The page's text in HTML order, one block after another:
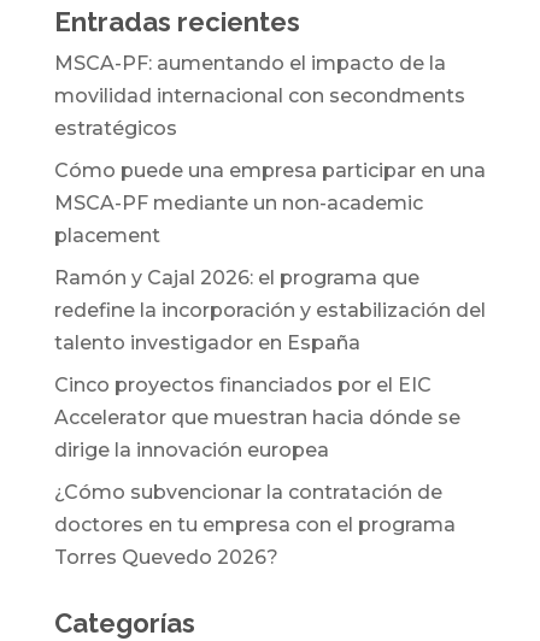
Entradas recientes
MSCA-PF: aumentando el impacto de la
movilidad internacional con secondments
estratégicos
Cómo puede una empresa participar en una
MSCA-PF mediante un non-academic
placement
Ramón y Cajal 2026: el programa que
redefine la incorporación y estabilización del
talento investigador en España
Cinco proyectos financiados por el EIC
Accelerator que muestran hacia dónde se
dirige la innovación europea
¿Cómo subvencionar la contratación de
doctores en tu empresa con el programa
Torres Quevedo 2026?
Categorías